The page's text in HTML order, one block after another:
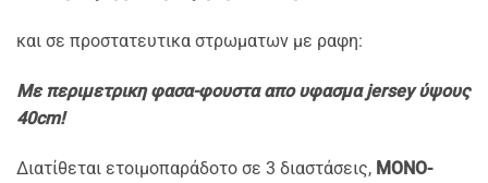
και σε προστατευτικα στρωματων με ραφη:
Mε περιμετρικη φασα-φουστα απο υφασμα jersey ύψους
40cm!
Διατίθεται ετοιμοπαράδοτο σε 3 διαστάσεις, ΜΟΝΟ-